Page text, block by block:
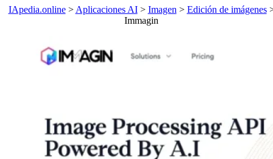
IApedia.online> Aplicaciones AI> Imagen > Edición de imágenes
Immagin